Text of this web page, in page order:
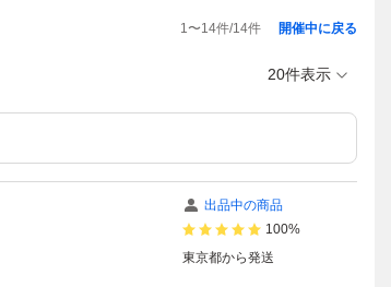
1〜14件/14件 開催中に戻る
20件表示
出品中の商品
100%
東京都から発送